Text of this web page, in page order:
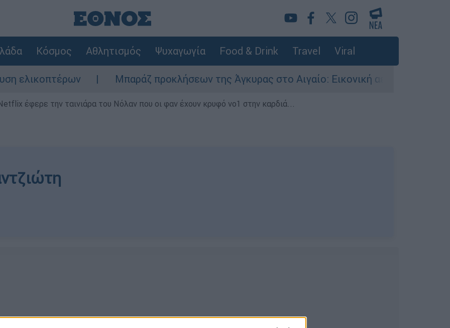
Κόσμος Αθλητισμός Ψυχαγωγία Food & Drink Travel Viral
Μπαράζ προκλήσεων της Άγκυρας στο Αιγαίο: Εικονική αερομαχία ανάμεσα σε
έφερε την ταινιάρα του Νόλαν που οι φαν έχουν κρυφό νο1 στην καρδιά...